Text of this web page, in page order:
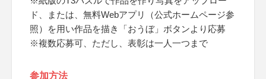
ド、または、無料Webアプリ（公式ホームページ参
照）を用い作品を描き「おうぼ」ボタンより応募
※複数応募可、ただし、表彰は一人一つまで
参加方法